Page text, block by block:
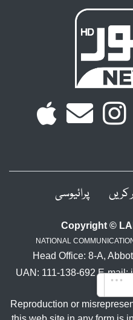
کریں پرائیوسی
Copyright ©
NATIONAL
Head Office: 8-A,
UAN: 111-138-692 E-mail:
Reproduction or